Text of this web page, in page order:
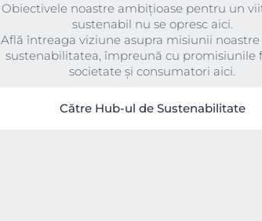
Obiectivele noastre ambițioase pentru un
sustenabil nu se opresc aici.
Află întreaga viziune asupra misiunii
sustenabilitatea, împreună cu promisiunile
societate și consumatori aici.
Către Hub-ul de Sustenabilitate